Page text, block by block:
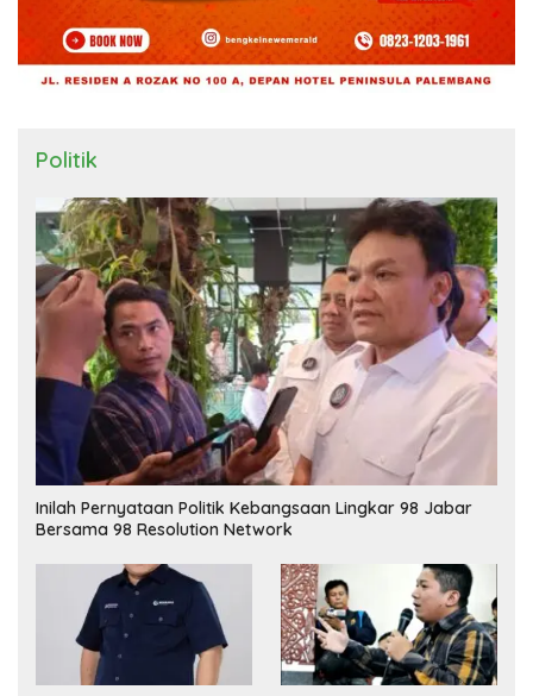
Politik
Inilah Pernyataan Politik Kebangsaan Lingkar 98 Jabar
Bersama 98 Resolution Network